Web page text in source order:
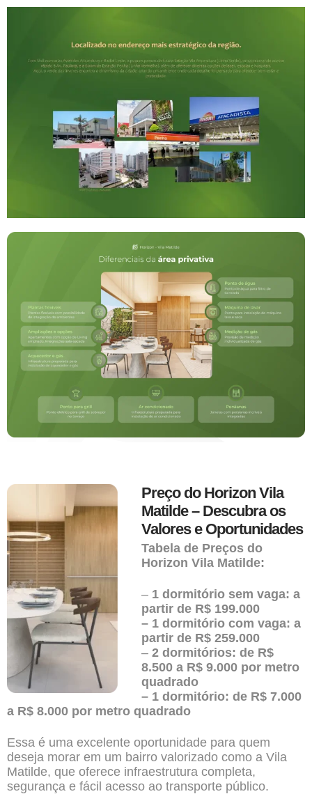
Preço do Horizon Vila
Matilde – Descubra os
Valores e Oportunidades
Tabela de Preços do
Horizon Vila Matilde:
– 1 dormitório sem vaga: a
partir de R$ 199.000
– 1 dormitório com vaga: a
partir de R$ 259.000
– 2 dormitórios: de R$
8.500 a R$ 9.000 por metro
quadrado
– 1 dormitório: de R$ 7.000
a R$ 8.000 por metro quadrado
Essa é uma excelente oportunidade para quem
deseja morar em um bairro valorizado como a Vila
Matilde, que oferece infraestrutura completa,
segurança e fácil acesso ao transporte público.